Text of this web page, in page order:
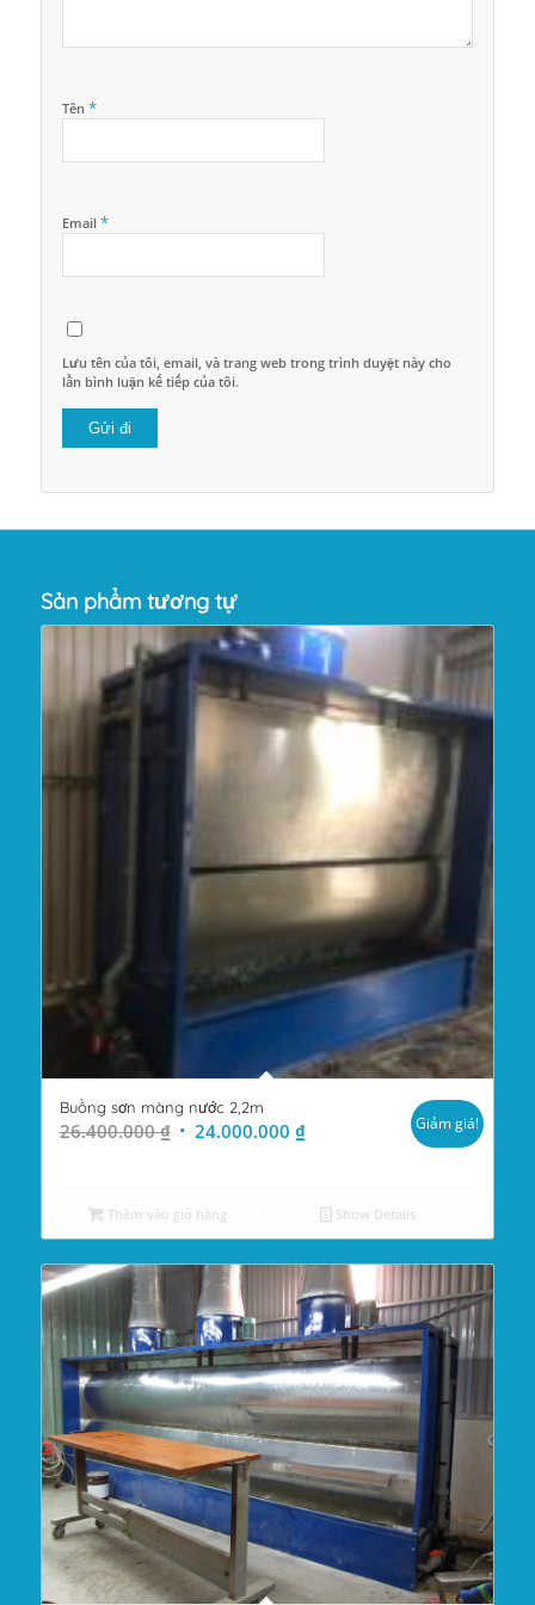
Tên *
Email *
Lưu tên của tôi, email, và trang web trong trình duyệt này cho
lần bình luận kế tiếp của tôi.
Sản phẩm tương tự
Buồng sơn màng nước 2,2m
26.400.000₫ Giá
26.400.000 ₫.
24.000.000 ₫Giá
là:
24.000.000 ₫.
Giảm giá!
Thêm vào giỏ hàng Show Details